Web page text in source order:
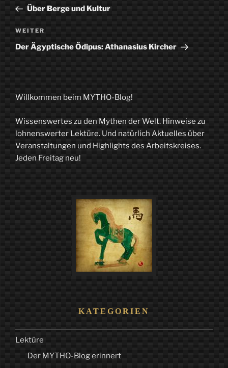
Beitrag
Über Berge und Kultur
Nächster
Beitrag
WEITER
Der Ägyptische Ödipus: Athanasius Kircher
Willkommen beim MYTHO-Blog!
Wissenswertes zu den Mythen der Welt. Hinweise zu
lohnenswerter Lektüre. Und natürlich Aktuelles über
Veranstaltungen und Highlights des Arbeitskreises.
Jeden Freitag neu!
KATEGORIEN
Lektüre
Der MYTHO-Blog erinnert